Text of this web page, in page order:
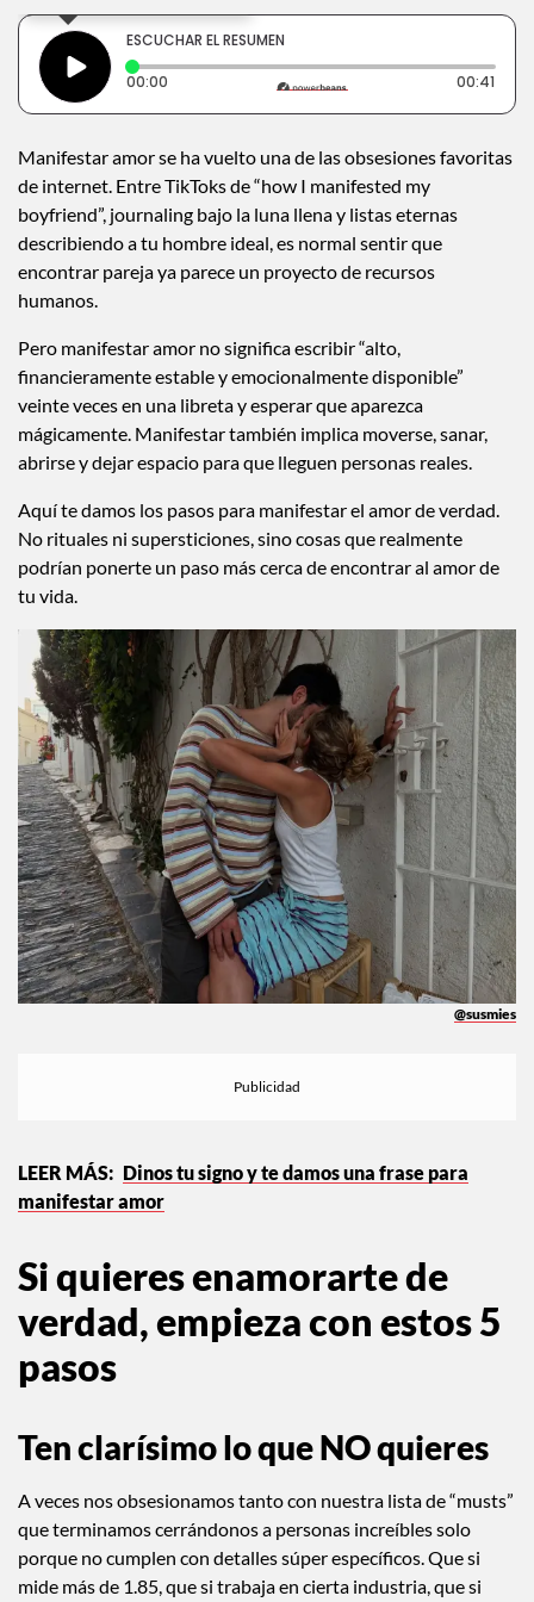
ESCUCHAR EL RESUMEN
00:00 Tiempo transcurrido: 0 segundos 00:41
Manifestar amor se ha vuelto una de las obsesiones favoritas
de internet. Entre TikToks de “how I manifested my
boyfriend”, journaling bajo la luna llena y listas eternas
describiendo a tu hombre ideal, es normal sentir que
encontrar pareja ya parece un proyecto de recursos
humanos.
Pero manifestar amor no significa escribir “alto,
financieramente estable y emocionalmente disponible”
veinte veces en una libreta y esperar que aparezca
mágicamente. Manifestar también implica moverse, sanar,
abrirse y dejar espacio para que lleguen personas reales.
Aquí te damos los pasos para manifestar el amor de verdad.
No rituales ni supersticiones, sino cosas que realmente
podrían ponerte un paso más cerca de encontrar al amor de
tu vida.
@susmies
Dinos tu signo y te damos una frase para
manifestar amor
Si quieres enamorarte de
verdad, empieza con estos 5
pasos
Ten clarísimo lo que NO quieres
A veces nos obsesionamos tanto con nuestra lista de “musts”
que terminamos cerrándonos a personas increíbles solo
porque no cumplen con detalles súper específicos. Que si
mide más de 1.85, que si trabaja en cierta industria, que si